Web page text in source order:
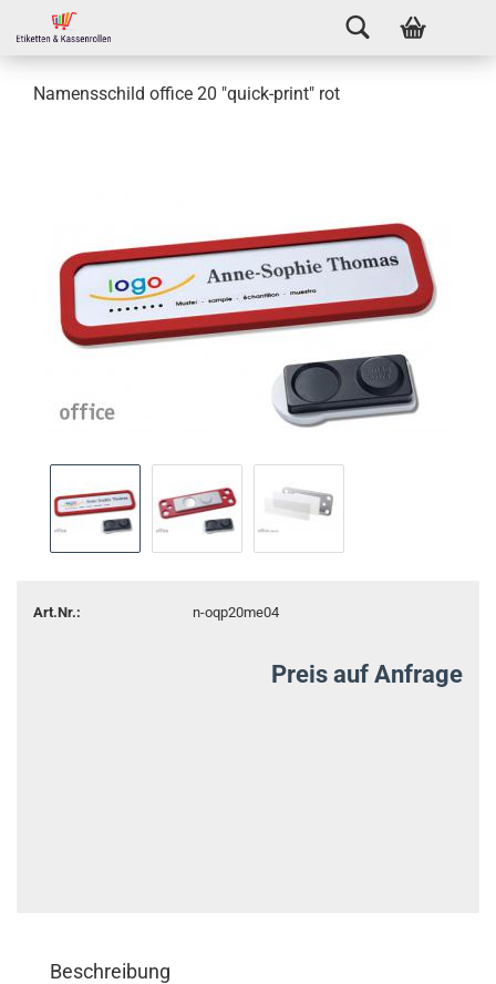
Namensschild office 20 "quick-print" rot
Art.Nr.: n-oqp20me04
Preis auf Anfrage
Beschreibung